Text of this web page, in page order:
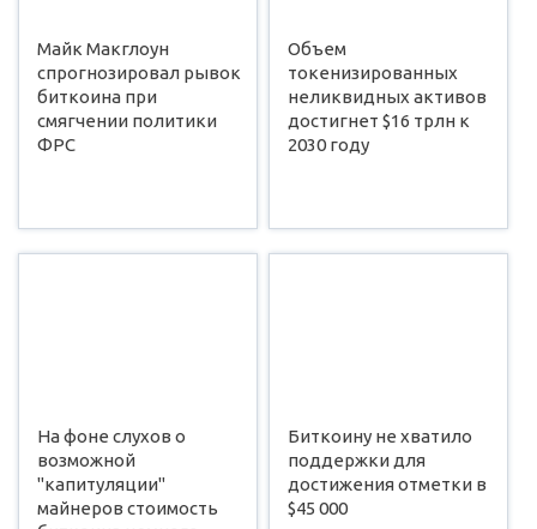
Майк Макглоун
спрогнозировал рывок
биткоина при
смягчении политики
ФРС
Объем
токенизированных
неликвидных активов
достигнет $16 трлн к
2030 году
На фоне слухов о
возможной
"капитуляции"
майнеров стоимость
Биткоину не хватило
поддержки для
достижения отметки в
$45 000